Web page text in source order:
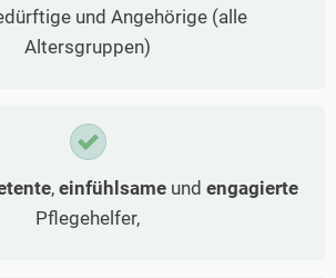
und Angehörige (alle
Altersgruppen)
, einfühlsameund engagierte
Pflegehelfer,